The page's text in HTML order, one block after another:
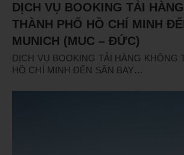
DỊCH VỤ BOOKING TẢI
THÀNH PHỐ HỒ CHÍ MINH
MUNICH (MUC – ĐỨC)
DỊCH VỤ BOOKING TẢI HÀNG KHÔNG
HỒ CHÍ MINH ĐẾN SÂN BAY…